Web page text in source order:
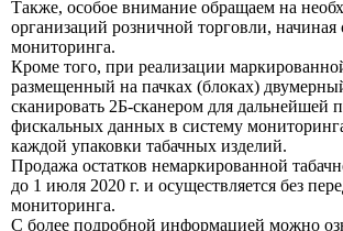
Также, особое внимание обращаем на
организаций розничной торговли, начиная
мониторинга.
Кроме того, при реализации
размещенный на пачках (блоках)
сканировать 2Б-сканером для дальнейшей
фискальных данных в систему
каждой упаковки табачных изделий.
Продажа остатков немаркированной
до 1 июля 2020 г. и осуществляется без
мониторинга.
С более подробной информацией можно